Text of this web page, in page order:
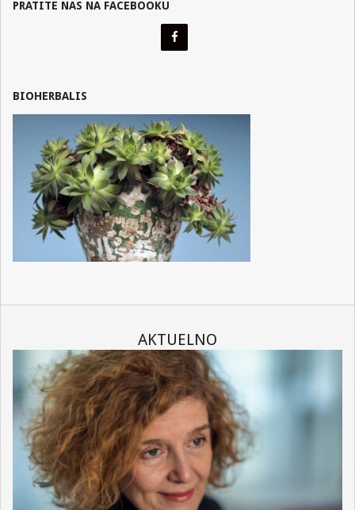
PRATITE NAS NA FACEBOOKU
BIOHERBALIS
AKTUELNO